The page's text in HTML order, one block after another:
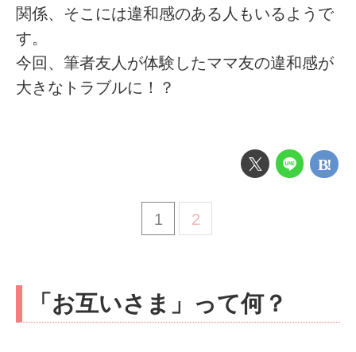
関係、そこには違和感のある人もいるようで
す。
今回、筆者友人が体験したママ友の違和感が
大きなトラブルに！？
1 2
「お互いさま」って何？